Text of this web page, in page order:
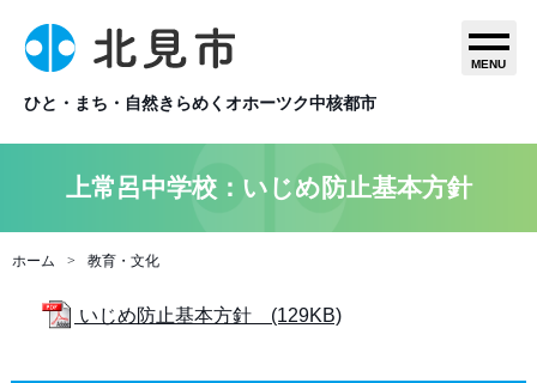
ひと・まち・自然きらめくオホーツク中核都市
MENU
上常呂中学校：いじめ防止基本方針
ホーム 教育・文化
いじめ防止基本方針 (129KB)